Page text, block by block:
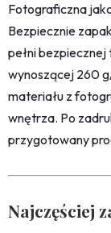
Fotograficzna
Bezpiecznie
pełni
wynoszącej 260
materiału z
wnętrza. Po
przygotowany
Najczęściej